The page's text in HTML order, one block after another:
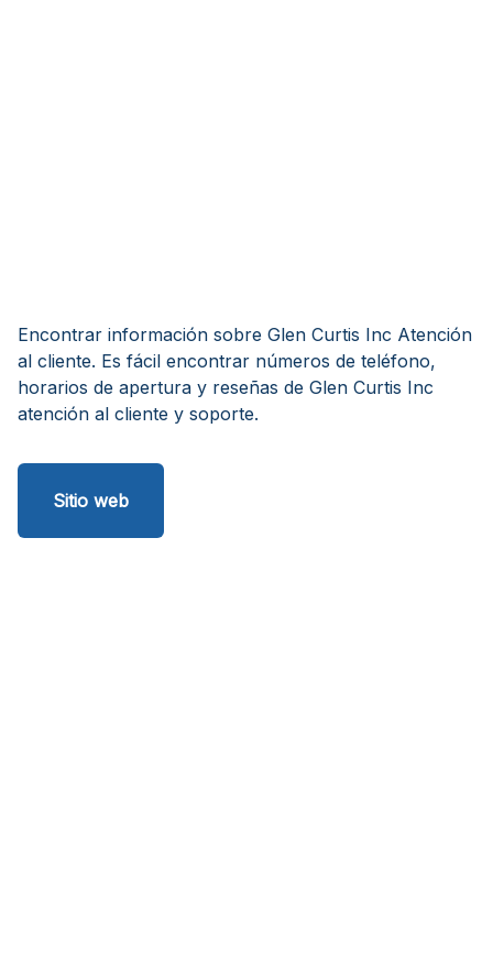
Encontrar información sobre Glen Curtis Inc Atención
al cliente. Es fácil encontrar números de teléfono,
horarios de apertura y reseñas de Glen Curtis Inc
atención al cliente y soporte.
Sitio web